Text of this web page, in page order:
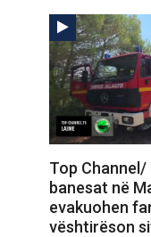
Top
banesat në
evakuohen
vështirëson